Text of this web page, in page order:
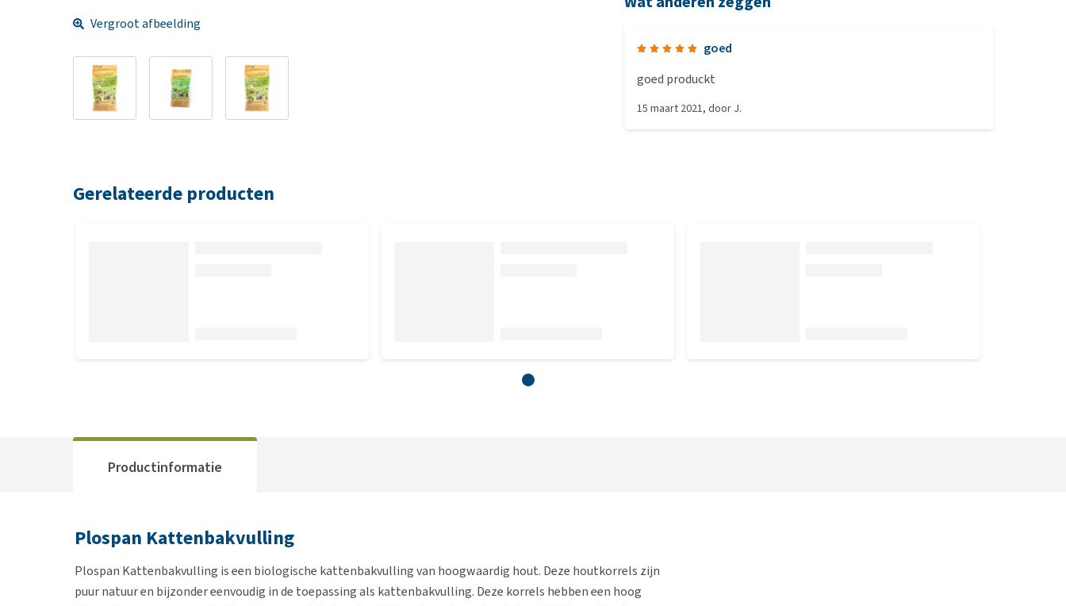
Vergroot afbeelding
goed
goed produckt
15 maart 2021, door J.
Gerelateerde producten
Productinformatie
Plospan Kattenbakvulling
Plospan Kattenbakvulling is een biologische kattenbakvulling van hoogwaardig hout. Deze houtkorrels zijn
puur natuur en bijzonder eenvoudig in de toepassing als kattenbakvulling. Deze korrels hebben een hoog